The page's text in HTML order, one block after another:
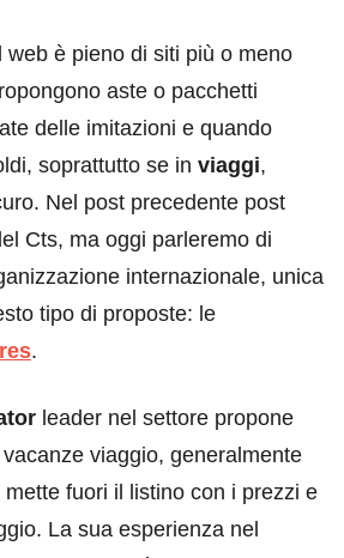
web è pieno di siti più o meno
aste o pacchetti
delle imitazioni e quando
soprattutto se in viaggi,
Nel post precedente post
Cts, ma oggi parleremo di
internazionale, unica
tipo di proposte: le
.
leader nel settore propone
viaggio, generalmente
fuori il listino con i prezzi e
La sua esperienza nel